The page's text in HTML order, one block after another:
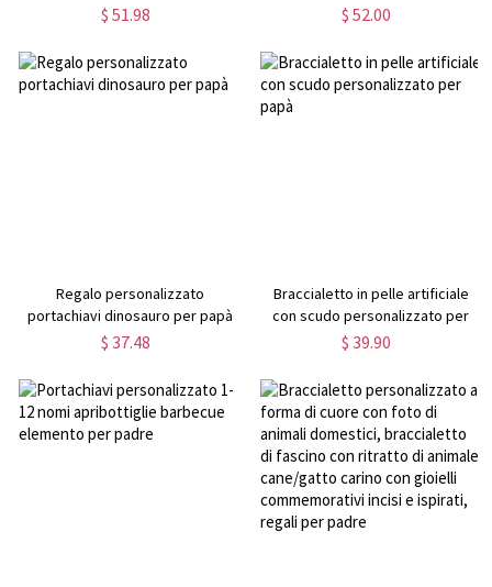
$ 51.98 $ 52.00
Regalo personalizzato
portachiavi dinosauro per papà
$ 37.48
Braccialetto in pelle artificiale
con scudo personalizzato per
papà
$ 39.90